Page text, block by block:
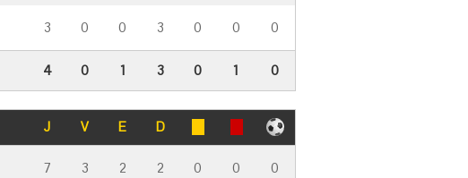
3 0 0 3 0 0 0
4 0 1 3 0 1 0
J V E D
7 3 2 2 0 0 0